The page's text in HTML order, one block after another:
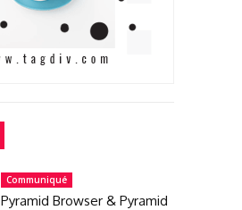
Communiqué
Pyramid Browser & Pyramid